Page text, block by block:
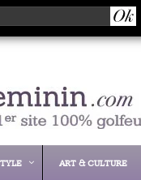
ART & CULTURE